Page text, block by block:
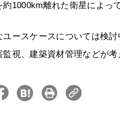
約1000km離れた衛星によっ
ユースケースについては検
監視、建築資材管理などが考